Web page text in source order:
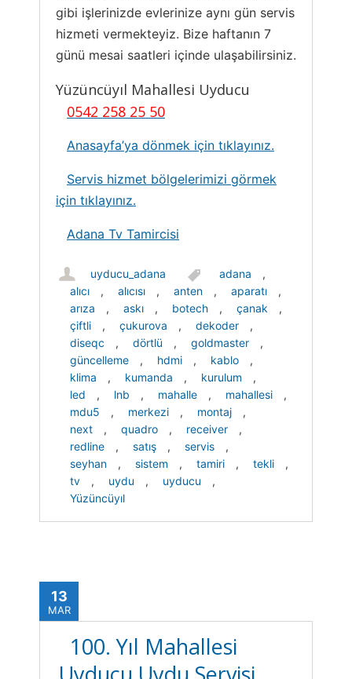
gibi işlerinizde evlerinize aynı gün servis
hizmeti vermekteyiz. Bize haftanın 7
günü mesai saatleri içinde ulaşabilirsiniz.
Yüzüncüyıl Mahallesi Uyducu
0542 258 25 50
Anasayfa’ya dönmek için tıklayınız.
Servis hizmet bölgelerimizi görmek
için tıklayınız.
Adana Tv Tamircisi
uyducu_adana adana
,
alıcı
, alıcısı , anten , aparatı
,
arıza
, askı , botech , çanak
,
çiftli
, çukurova , dekoder
,
diseqc
, dörtlü , goldmaster
,
güncelleme
, hdmi , kablo
,
klima
, kumanda , kurulum
,
led
, lnb , mahalle , mahallesi
,
mdu5
, merkezi , montaj
,
next
, quadro , receiver
,
redline
, satış , servis
,
seyhan
, sistem , tamiri , tekli
,
tv
, uydu , uyducu
,
Yüzüncüyıl
13
MAR
100. Yıl Mahallesi